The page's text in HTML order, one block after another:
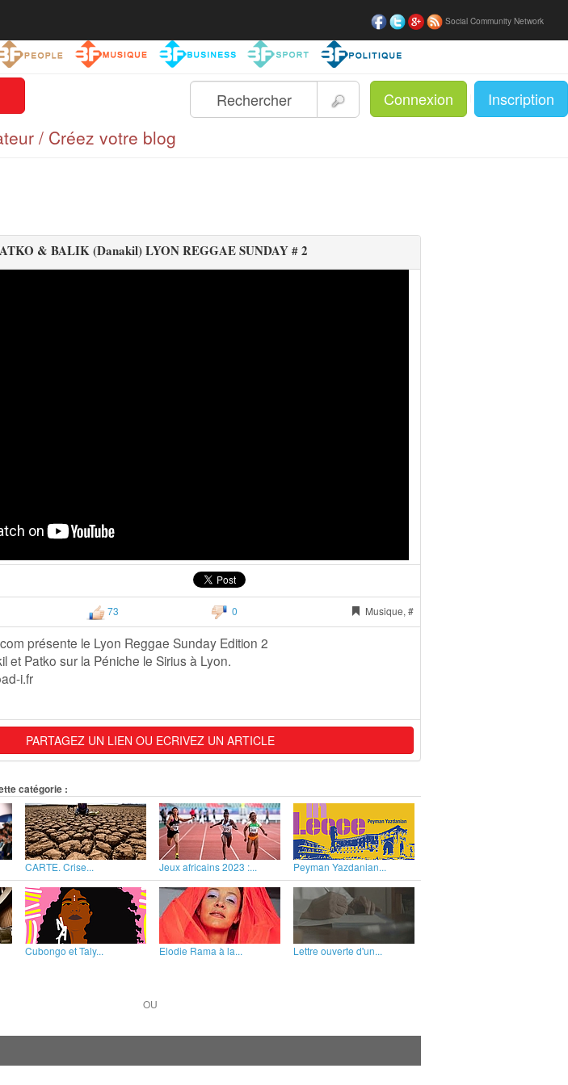
Connexion Inscription
Social Community Network
/ Créez votre blog
& BALIK (Danakil) LYON REGGAE SUNDAY # 2
73 0 Musique, #
présente le Lyon Reggae Sunday Edition 2
et Patko sur la Péniche le Sirius à Lyon.
i.fr
PARTAGEZ UN LIEN OU ECRIVEZ UN ARTICLE
catégorie :
CARTE. Crise... Jeux africains 2023 :... Peyman Yazdanian...
Cubongo et Taly... Elodie Rama à la...
Lettre ouverte d'un...
OU